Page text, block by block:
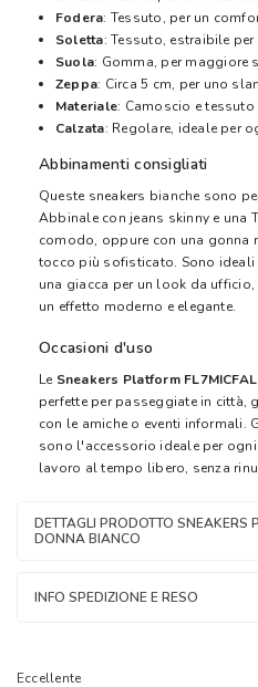
Fodera: Tessuto, per un
Soletta: Tessuto, estraibile
Suola: Gomma, per maggiore
Zeppa: Circa 5 cm, per uno
Materiale: Camoscio e
Calzata: Regolare, ideale per
Abbinamenti consigliati
Queste sneakers bianche sono
Abbinale con jeans skinny e una
comodo, oppure con una gonna
tocco più sofisticato. Sono
una giacca per un look da
un effetto moderno e elegante.
Occasioni d'uso
Le Sneakers Platform
perfette per passeggiate in città,
con le amiche o eventi informali.
sono l'accessorio ideale per
lavoro al tempo libero, senza
DETTAGLI PRODOTTO SNEAKERS
DONNA BIANCO
INFO SPEDIZIONE E RESO
Eccellente